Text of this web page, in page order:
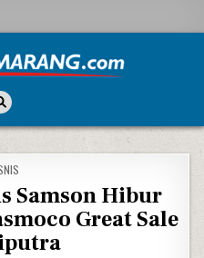
IN
Samson Hibur
Great Sale